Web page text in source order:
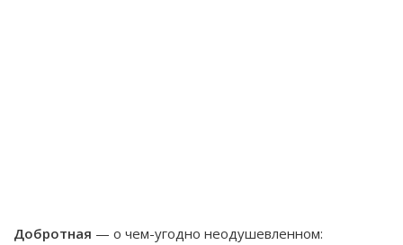
Добротная — о чем-угодно неодушевленном: